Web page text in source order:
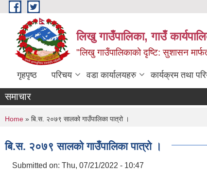
Skip to main content
लिखु गाउँपालिका, गाउँ
"लिखु गाउँपालिकाको दृष्टि: सुशासन
गृहपृष्ठ परिचय वडा कार्यालयहरु कार्यक्रम तथा
समाचार
You are here
Home » बि.स. २०७९ सालको गाउँपालिका पात्रो ।
बि.स. २०७९ सालको गाउँपालिका पात्रो ।
Submitted on: Thu, 07/21/2022 - 10:47